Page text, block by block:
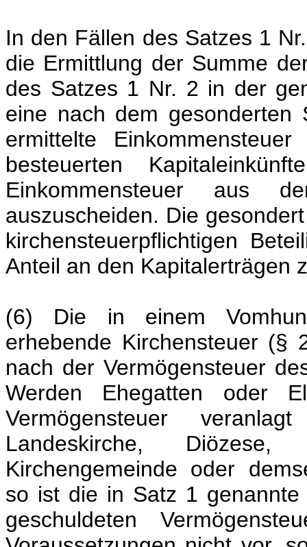
In den Fällen des Satzes 1
die Ermittlung der Summe
des Satzes 1 Nr. 2 in der
eine nach dem
ermittelte
besteuerten
Einkommensteuer aus
auszuscheiden. Die
kirchensteuerpflichtigen
Anteil an den Kapitalerträgen
(6) Die in einem
erhebende Kirchensteuer
nach der Vermögensteuer
Werden Ehegatten oder
Vermögensteuer
Landeskirche, Diözese,
Kirchengemeinde oder
so ist die in Satz 1
geschuldeten